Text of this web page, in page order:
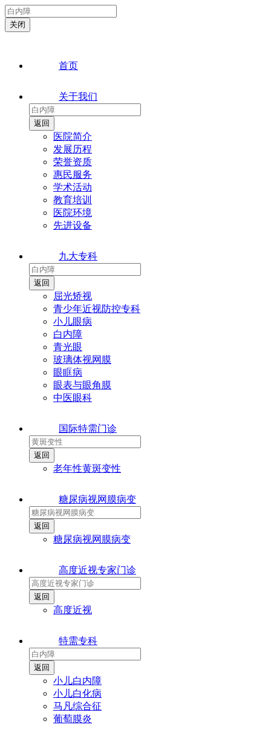
首页
关于我们
医院简介
发展历程
荣誉资质
惠民服务
学术活动
教育培训
医院环境
先进设备
九大专科
屈光矫视
青少年近视防控专科
小儿眼病
白内障
青光眼
玻璃体视网膜
眼眶病
眼表与眼角膜
中医眼科
国际特需门诊
老年性黄斑变性
糖尿病视网膜病变
糖尿病视网膜病变
高度近视专家门诊
高度近视
特需专科
小儿白内障
小儿白化病
马凡综合征
葡萄膜炎